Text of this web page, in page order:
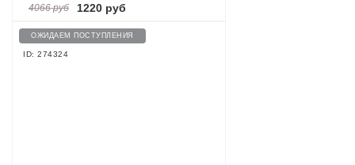
4066 руб 1220 руб
ОЖИДАЕМ ПОСТУПЛЕНИЯ
ID: 274324